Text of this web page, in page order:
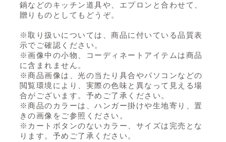
鍋などのキッチン道具や、エプロンと合わせて、
贈りものとしてもどうぞ。
※取り扱いについては、商品に付いている品質表
示でご確認ください。
※画像中の小物、コーディネートアイテムは商品
に含まれません。
※商品画像は、光の当たり具合やパソコンなどの
閲覧環境により、実際の色味と異なって見える場
合がございます。予めご了承ください。
※商品のカラーは、ハンガー掛けや生地寄り、置
きの画像をご参照ください。
※カートボタンのないカラー、サイズは完売とな
ります。予めご了承ください。